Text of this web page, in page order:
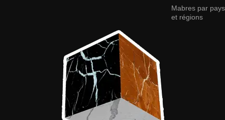
Mabres par pays
et régions